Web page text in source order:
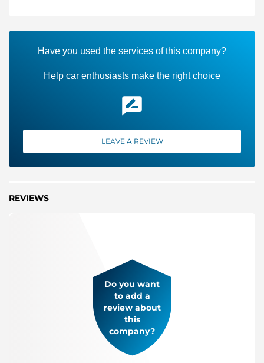
Have you used the services of this company?
Help car enthusiasts make the right choice
LEAVE A REVIEW
REVIEWS
Do you want
to add a
review about
this
company?